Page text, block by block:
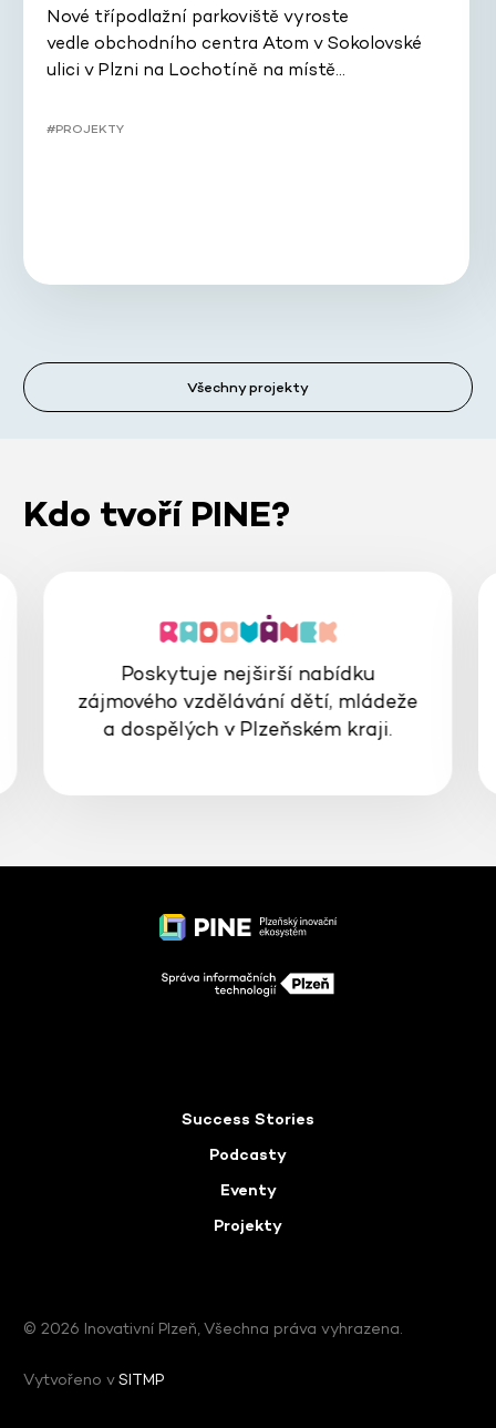
Nové třípodlažní parkoviště vyroste
vedle obchodního centra Atom v Sokolovské
ulici v Plzni na Lochotíně na místě…
#PROJEKTY
Všechny projekty
Kdo tvoří PINE?
Poskytuje nejširší nabídku
zájmového vzdělávání dětí, mládeže
a dospělých v Plzeňském kraji.
Success Stories
Podcasty
Eventy
Projekty
© 2026 Inovativní Plzeň, Všechna práva vyhrazena.
Vytvořeno vSITMP